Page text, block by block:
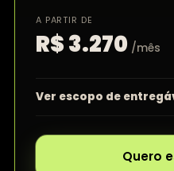
A PARTIR DE
R$ 3.270 /mês
Ver escopo de
Quero